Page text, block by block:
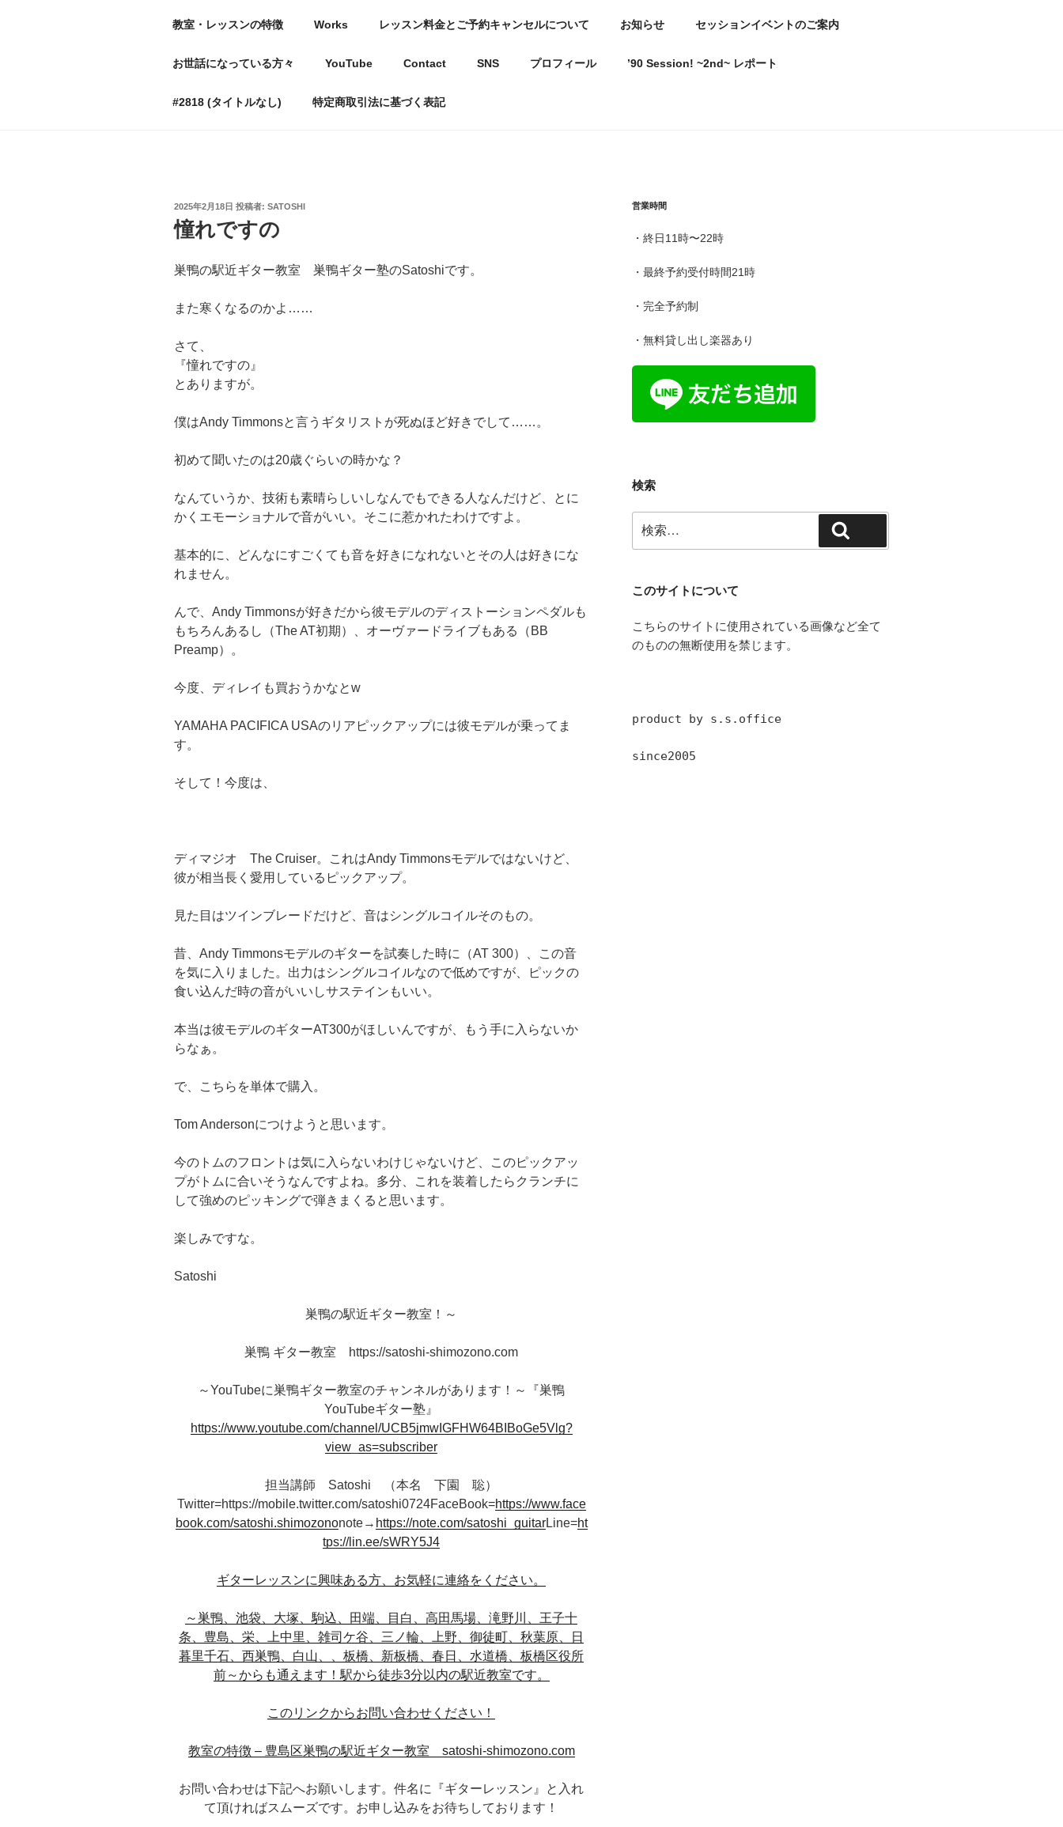
豊島区巣鴨の駅近ギター教室
教室・レッスンの特徴 Works レッスン料金とご予約キャンセルについて お知らせ セッションイベントのご案内
お世話になっている方々 YouTube Contact SNS プロフィール ’90 Session! ~2nd~ レポート
#2818 (タイトルなし) 特定商取引法に基づく表記
投
稿
日:
2025年2月18日 投稿者: SATOSHI
憧れですの
巣鴨の駅近ギター教室 巣鴨ギター塾のSatoshiです。
また寒くなるのかよ……
さて、
『憧れですの』
とありますが。
僕はAndy Timmonsと言うギタリストが死ぬほど好きでして……。
初めて聞いたのは20歳ぐらいの時かな？
なんていうか、技術も素晴らしいしなんでもできる人なんだけど、とに
かくエモーショナルで音がいい。そこに惹かれたわけですよ。
基本的に、どんなにすごくても音を好きになれないとその人は好きにな
れません。
んで、Andy Timmonsが好きだから彼モデルのディストーションペダルも
もちろんあるし（The AT初期）、オーヴァードライブもある（BB
Preamp）。
今度、ディレイも買おうかなとw
YAMAHA PACIFICA USAのリアピックアップには彼モデルが乗ってま
す。
そして！今度は、
ディマジオ The Cruiser。これはAndy Timmonsモデルではないけど、
彼が相当長く愛用しているピックアップ。
見た目はツインブレードだけど、音はシングルコイルそのもの。
昔、Andy Timmonsモデルのギターを試奏した時に（AT 300）、この音
を気に入りました。出力はシングルコイルなので低めですが、ピックの
食い込んだ時の音がいいしサステインもいい。
本当は彼モデルのギターAT300がほしいんですが、もう手に入らないか
らなぁ。
で、こちらを単体で購入。
Tom Andersonにつけようと思います。
今のトムのフロントは気に入らないわけじゃないけど、このピックアッ
プがトムに合いそうなんですよね。多分、これを装着したらクランチに
して強めのピッキングで弾きまくると思います。
楽しみですな。
Satoshi
巣鴨の駅近ギター教室！～
巣鴨 ギター教室 https://satoshi-shimozono.com
～YouTubeに巣鴨ギター教室のチャンネルがあります！～『巣鴨
YouTubeギター塾』
https://www.youtube.com/channel/UCB5jmwIGFHW64BIBoGe5Vlg?
view_as=subscriber
担当講師 Satoshi （本名 下園 聡）
Twitter=https://mobile.twitter.com/satoshi0724FaceBook=https://www.face
book.com/satoshi.shimozononote→ https://note.com/satoshi_guitarLine=ht
tps://lin.ee/sWRY5J4
ギターレッスンに興味ある方、お気軽に連絡をください。
～巣鴨、池袋、大塚、駒込、田端、目白、高田馬場、滝野川、王子十
条、豊島、栄、上中里、雑司ケ谷、三ノ輪、上野、御徒町、秋葉原、日
暮里千石、西巣鴨、白山、、板橋、 新板橋、春日、水道橋、板橋区役所
前～からも通えます！ 駅から徒歩3分以内の駅近教室です。
このリンクからお問い合わせください！
教室の特徴 – 豊島区巣鴨の駅近ギター教室 satoshi-shimozono.com
お問い合わせは下記へお願いします。件名に『ギターレッスン』と入れ
て頂ければスムーズです。お申し込みをお待ちしております！
営業時間
・終日11時〜22時
・最終予約受付時間21時
・完全予約制
・無料貸し出し楽器あり
検索
索:
このサイトについて
こちらのサイトに使用されている画像など全て
のものの無断使用を禁じます。
product by s.s.office
since2005